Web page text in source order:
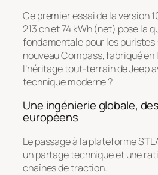
Ce premier essai de la version
213 ch et 74 kWh (net) pose la
fondamentale pour les
nouveau Compass, fabriqué
l’héritage tout-terrain de Jeep
technique moderne ?
Une ingénierie globale,
européens
Le passage à la plateforme
un partage technique et une
chaînes de traction.